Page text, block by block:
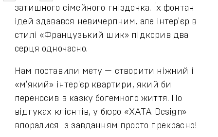
затишного сімейного гніздечка. Їх фонтан
ідей здавався невичерпним, але інтер'єр в
стилі «Французький шик» підкорив два
серця одночасно.
Нам поставили мету — створити ніжний і
«м'який» інтер'єр квартири, який би
переносив в казку богемного життя. По
відгуках клієнтів, у бюро «ХАТА Design»
впоралися із завданням просто прекрасно!